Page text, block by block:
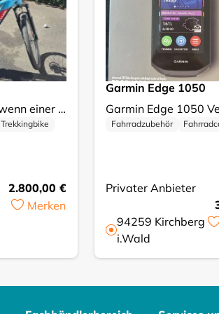
Keine Rückname wenn einer interessiert ist und sich meldet und möchte diesen Bike haben ist eine Rückname Ausgeschlossen Nur Abholung vor Ort Nur Barzahlung vor Ort Kein Versand Ich verkaufe mein Trekkingbike, das sich in einem gebrauchten, aber gut erhaltenen Zustand befindet. Es ist eine ideale Wahl für alle, die gerne längere Strecken zurücklegen und dabei Komfort und Stabilität genießen möchten. Die Preisgestaltung ist fest, was bedeutet, dass Sie sofort kaufen können, ohne auf Gebote warten zu müssen. Es handelt sich um ein zuverlässiges Fahrrad, das bereit ist, neue Abenteuer mit Ihnen zu erleben. Bei Fragen oder für weitere Informationen stehe ich Ihnen gerne zur Verfügung!
Trekkingbike
2.800,00 €
Merken
Garmin Edge 1050
Fahrradzubehör
Privater Anbieter
94259 Kirchberg
i.Wald